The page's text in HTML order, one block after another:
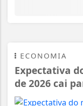
ECONOMIA
Expectativa
de 2026 cai